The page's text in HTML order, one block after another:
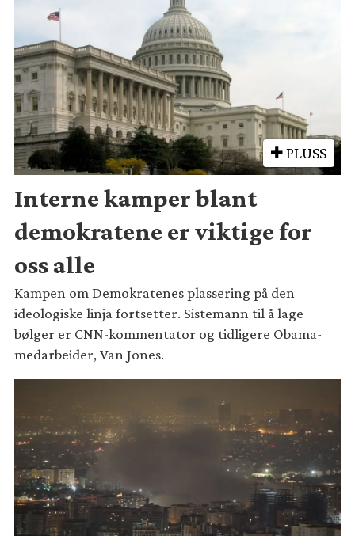
PLUSS
Interne kamper blant
demokratene er viktige for
oss alle
Kampen om Demokratenes plassering på den
ideologiske linja fortsetter. Sistemann til å lage
bølger er CNN-kommentator og tidligere Obama-
medarbeider, Van Jones.